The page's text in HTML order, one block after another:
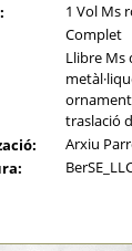
1 Vol Ms
Complet
Llibre Ms
traslació
Arxiu